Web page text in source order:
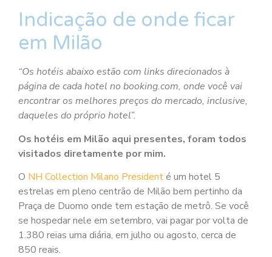
Indicação de onde ficar
em Milão
“Os hotéis abaixo estão com links direcionados à
página de cada hotel no booking.com, onde você vai
encontrar os melhores preços do mercado, inclusive,
daqueles do próprio hotel”.
Os hotéis em Milão aqui presentes, foram todos
visitados diretamente por mim.
O NH Collection Milano Presidenté um hotel 5
estrelas em pleno centrão de Milão bem pertinho da
Praça de Duomo onde tem estação de metrô. Se você
se hospedar nele em setembro, vai pagar por volta de
1.380 reias uma diária, em julho ou agosto, cerca de
850 reais.